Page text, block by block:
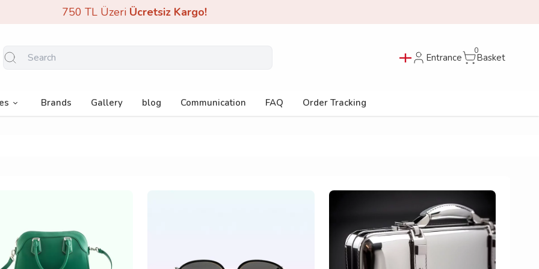
750 TL Üzeri Ücretsiz Kargo!
Entrance
0
Basket
Brands Gallery blog Communication FAQ Order Tracking